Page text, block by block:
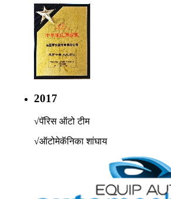
2017
√पॅरिस ऑटो टीम
√ऑटोमेकॅनिका शांघाय